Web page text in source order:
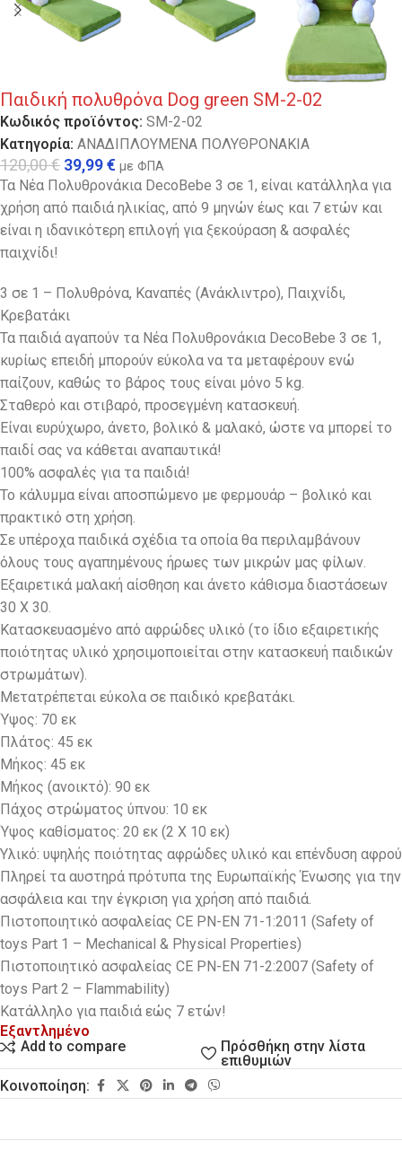
Παιδική πολυθρόνα Dog green SM-2-02
Κωδικός προϊόντος: SM-2-02
Κατηγορία: ΑΝΑΔΙΠΛΟΥΜΕΝΑ ΠΟΛΥΘΡΟΝΑΚΙΑ
120,00€ 39,99€ με ΦΠΑ
Τα Νέα Πολυθρονάκια DecoBebe 3 σε 1, είναι κατάλληλα για
χρήση από παιδιά ηλικίας, από 9 μηνών έως και 7 ετών και
είναι η ιδανικότερη επιλογή για ξεκούραση & ασφαλές
παιχνίδι!
3 σε 1 – Πολυθρόνα, Καναπές (Ανάκλιντρο), Παιχνίδι,
Κρεβατάκι
Τα παιδιά αγαπούν τα Νέα Πολυθρονάκια DecoBebe 3 σε 1,
κυρίως επειδή μπορούν εύκολα να τα μεταφέρουν ενώ
παίζουν, καθώς το βάρος τους είναι μόνο 5 kg.
Σταθερό και στιβαρό, προσεγμένη κατασκευή.
Eίναι ευρύχωρο, άνετο, βολικό & μαλακό, ώστε να μπορεί το
παιδί σας να κάθεται αναπαυτικά!
100% ασφαλές για τα παιδιά!
Το κάλυμμα είναι αποσπώμενο με φερμουάρ – βολικό και
πρακτικό στη χρήση.
Σε υπέροχα παιδικά σχέδια τα οποία θα περιλαμβάνουν
όλους τους αγαπημένους ήρωες των μικρών μας φίλων.
Εξαιρετικά μαλακή αίσθηση και άνετο κάθισμα διαστάσεων
30 Χ 30.
Κατασκευασμένο από αφρώδες υλικό (το ίδιο εξαιρετικής
ποιότητας υλικό χρησιμοποιείται στην κατασκευή παιδικών
στρωμάτων).
Μετατρέπεται εύκολα σε παιδικό κρεβατάκι.
Ύψος: 70 εκ
Πλάτος: 45 εκ
Μήκος: 45 εκ
Μήκος (ανοικτό): 90 εκ
Πάχος στρώματος ύπνου: 10 εκ
Ύψος καθίσματος: 20 εκ (2 Χ 10 εκ)
Υλικό: υψηλής ποιότητας αφρώδες υλικό και επένδυση αφρού
Πληρεί τα αυστηρά πρότυπα της Ευρωπαϊκής Ένωσης για την
ασφάλεια και την έγκριση για χρήση από παιδιά.
Πιστοποιητικό ασφαλείας CE PN-EN 71-1:2011 (Safety of
toys Part 1 – Mechanical & Physical Properties)
Πιστοποιητικό ασφαλείας CE PN-EN 71-2:2007 (Safety of
toys Part 2 – Flammability)
Kατάλληλο για παιδιά εώς 7 ετών!
Εξαντλημένο
Add to compare
Πρόσθήκη στην λίστα
επιθυμιών
Κοινοποίηση: